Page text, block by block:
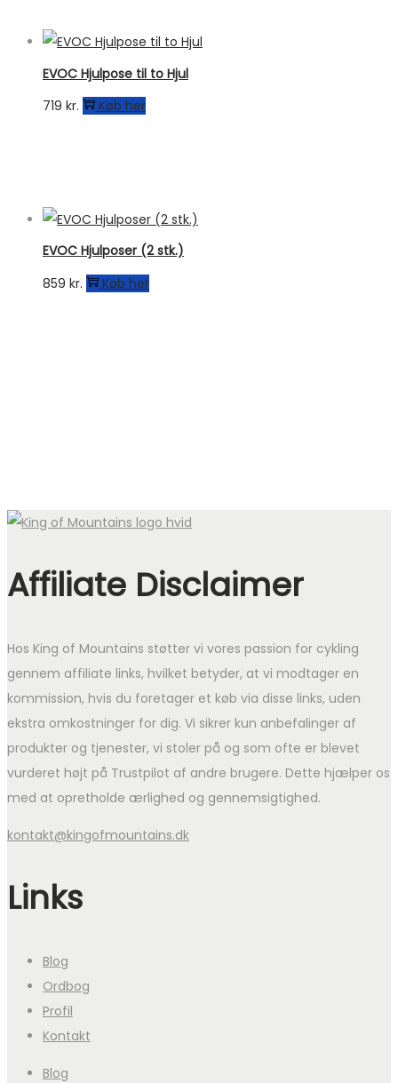
EVOC Hjulpose til to Hjul
719 kr. Køb her
EVOC Hjulposer (2 stk.)
859 kr. Køb her
Affiliate Disclaimer
Hos King of Mountains støtter vi vores passion for cykling
gennem affiliate links, hvilket betyder, at vi modtager en
kommission, hvis du foretager et køb via disse links, uden
ekstra omkostninger for dig. Vi sikrer kun anbefalinger af
produkter og tjenester, vi stoler på og som ofte er blevet
vurderet højt på Trustpilot af andre brugere. Dette hjælper os
med at opretholde ærlighed og gennemsigtighed.
kontakt@kingofmountains.dk
Links
Blog
Ordbog
Profil
Kontakt
Blog